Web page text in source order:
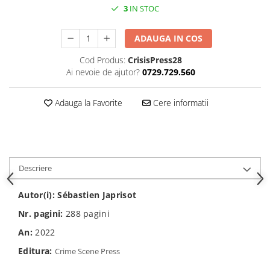
Stiinte/Educatie
Evenimentul istoric - editii
electronice
3 IN STOC
ADAUGA IN COS
Cod Produs: CrisisPress28
Ai nevoie de ajutor? 0729.729.560
Adauga la Favorite Cere informatii
Descriere
Autor(i):Sébastien Japrisot
Nr. pagini: 288 pagini
An: 2022
Editura: Crime Scene Press